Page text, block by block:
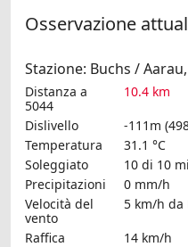
Osservazione
Stazione: Buchs /
Distanza a
5044
10.4 km
Dislivello
-111m
Temperatura
31.1 °C
Soleggiato
10 di 10
Precipitazioni
0 mm/h
Velocità del
vento
5 km/h da
Raffica
14 km/h